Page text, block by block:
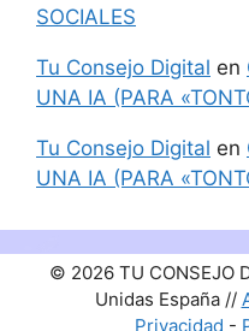
SOCIALES
Tu Consejo Digital en
UNA IA (PARA
Tu Consejo Digital en
UNA IA (PARA
© 2026 TU CONSEJO
Unidas España //
Privacidad -